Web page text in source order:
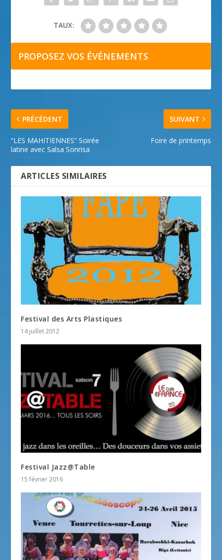
TAUX:
PROPOSEZ VOS ÉVÉNEMENTS
PRÉCÉDENT
“LES MAHITIENNES” Soirée
latine avec Salsa Sonrisa
SUIVANT
Foire de printemps
ARTICLES SIMILAIRES
Festival des Arts Plastiques
14 juillet 2012
Festival Jazz@Table
15 février 2016